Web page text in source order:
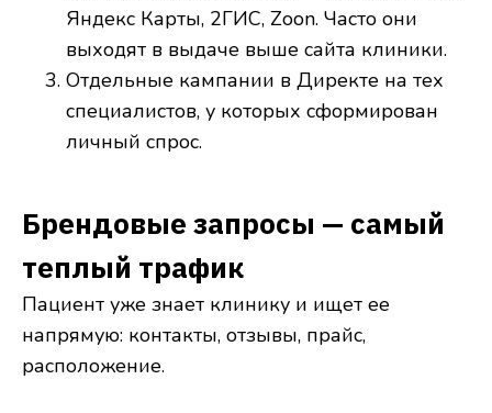
Яндекс Карты, 2ГИС, Zoon. Часто они
выходят в выдаче выше сайта клиники.
Отдельные кампании в Директе на тех
специалистов, у которых сформирован
личный спрос.
Брендовые запросы — самый
теплый трафик
Пациент уже знает клинику и ищет ее
напрямую: контакты, отзывы, прайс,
расположение.